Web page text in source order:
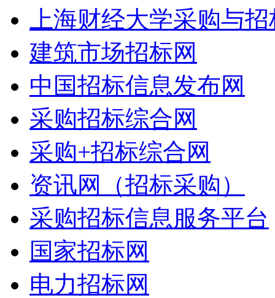
上海财经大学采购与
建筑市场招标网
中国招标信息发布网
采购招标综合网
采购+招标综合网
资讯网（招标采购）
采购招标信息服务平台
国家招标网
电力招标网